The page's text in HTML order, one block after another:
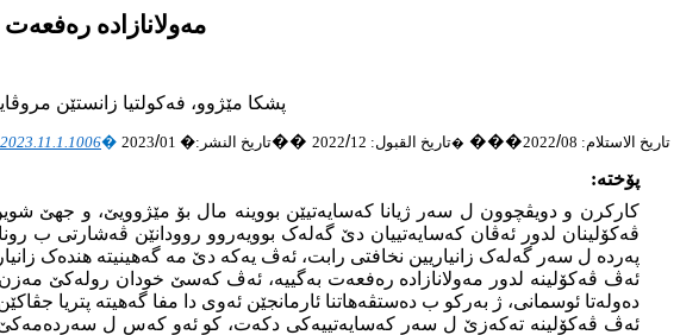
مەولانازادە رەفعەت بەگ ١٨٩٦-١٩٣٠ ژیان و
پشکا مێژوو، فەکولتیا زانستێن
تاريخ الاستلام: 08
/
2022
���
�تاريخ القبول: 12
/
2022
��تاريخ النشر:�
01
/
2023
�
پۆختە:
کارکرن و دویڤچوون ل سەر ژیانا کەسایەتیێن بووینە مال بۆ مێژوویێ، و جهێ
ڤەکۆلینان لدور ئەڤان کەسایەتییان دێ گەلەک بوویەروو روودانێن ڤەشارتی ب
پەردە ل سەر گەلەک زانیاریین نخافتی رابت، ئەڤ یەکە دێ مە گەهینیتە هندەک
ئەڤ ڤەکۆلینە لدور مەولانازادە رەفعەت بەگییە، ئەڤ کەسێ خودان رولەکێ مەزن د
دەولەتا ئوسمانی، ژ بەرکو ب دەستڤەهاتنا ئارمانجێن ئەوی دا مفا گەهیتە پتریا
ئەڤ ڤەکۆلینە تەکەزێ ل سەر کەسایەتییەکی دکەت، کو ئەو کەس ل سەردەمەکێ